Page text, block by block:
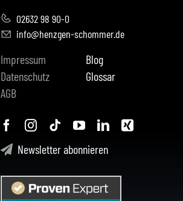
02632 98 90-0
info@henzgen-schommer.de
Impressum
Datenschutz
AGB
Blog
Glossar
Newsletter abonnieren